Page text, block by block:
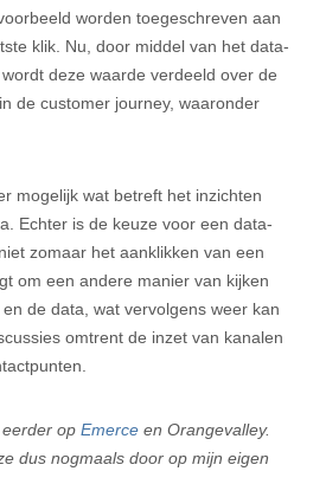
worden toegeschreven aan
klik. Nu, door middel van het data-
deze waarde verdeeld over de
de customer journey, waaronder
mogelijk wat betreft het inzichten
Echter is de keuze voor een data-
zomaar het aanklikken van een
om een andere manier van kijken
de data, wat vervolgens weer kan
omtrent de inzet van kanalen
op Emerce en Orangevalley.
dus nogmaals door op mijn eigen